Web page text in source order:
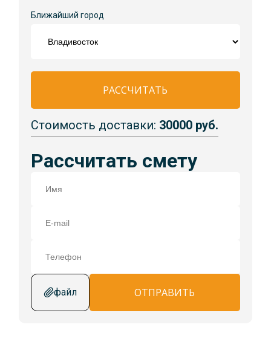
Ближайший город
РАССЧИТАТЬ
Стоимость доставки: 30000 руб.
Рассчитать смету
файл ОТПРАВИТЬ